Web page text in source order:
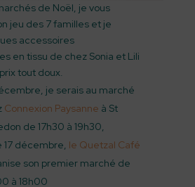
de Noël, je vous
jeu des 7 familles et je
accessoires
en tissu de chez Sonia et Lili
tout doux.
je serais au marché
Connexion Paysanne à St
de 17h30 à 19h30,
décembre, le Quetzal Café
son premier marché de
à 18h00